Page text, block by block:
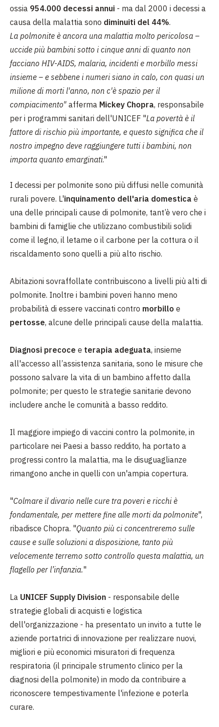
ossia 954.000 decessi annui - ma dal 2000 i decessi a
causa della malattia sono diminuiti del 44%.
La polmonite è ancora una malattia molto pericolosa –
uccide più bambini sotto i cinque anni di quanto non
facciano HIV-AIDS, malaria, incidenti e morbillo messi
insieme – e sebbene i numeri siano in calo, con quasi un
milione di morti l'anno, non c'è spazio per il
compiacimento" afferma Mickey Chopra, responsabile
per i programmi sanitari dell'UNICEF "La povertà è il
fattore di rischio più importante, e questo significa che il
nostro impegno deve raggiungere tutti i bambini, non
importa quanto emarginati."
I decessi per polmonite sono più diffusi nelle comunità
rurali povere. L'inquinamento dell'aria domestica è
una delle principali cause di polmonite, tant’è vero che i
bambini di famiglie che utilizzano combustibili solidi
come il legno, il letame o il carbone per la cottura o il
riscaldamento sono quelli a più alto rischio.
Abitazioni sovraffollate contribuiscono a livelli più alti di
polmonite. Inoltre i bambini poveri hanno meno
probabilità di essere vaccinati contro morbillo e
pertosse, alcune delle principali cause della malattia.
Diagnosi precoce e terapia adeguata, insieme
all'accesso all’assistenza sanitaria, sono le misure che
possono salvare la vita di un bambino affetto dalla
polmonite; per questo le strategie sanitarie devono
includere anche le comunità a basso reddito.
Il maggiore impiego di vaccini contro la polmonite, in
particolare nei Paesi a basso reddito, ha portato a
progressi contro la malattia, ma le disuguaglianze
rimangono anche in quelli con un'ampia copertura.
"Colmare il divario nelle cure tra poveri e ricchi è
fondamentale, per mettere fine alle morti da polmonite",
ribadisce Chopra. "Quanto più ci concentreremo sulle
cause e sulle soluzioni a disposizione, tanto più
velocemente terremo sotto controllo questa malattia, un
flagello per l’infanzia."
La UNICEF Supply Division - responsabile delle
strategie globali di acquisti e logistica
dell'organizzazione - ha presentato un invito a tutte le
aziende portatrici di innovazione per realizzare nuovi,
migliori e più economici misuratori di frequenza
respiratoria (il principale strumento clinico per la
diagnosi della polmonite) in modo da contribuire a
riconoscere tempestivamente l'infezione e poterla
curare.